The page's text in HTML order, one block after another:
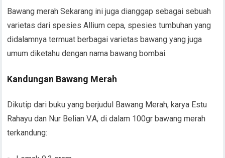
Bawang merah Sekarang ini juga dianggap sebagai sebuah
varietas dari spesies Allium cepa, spesies tumbuhan yang
didalamnya termuat berbagai varietas bawang yang juga
umum diketahu dengan nama bawang bombai.
Kandungan Bawang Merah
Dikutip dari buku yang berjudul Bawang Merah, karya Estu
Rahayu dan Nur Belian V.A, di dalam 100gr bawang merah
terkandung: